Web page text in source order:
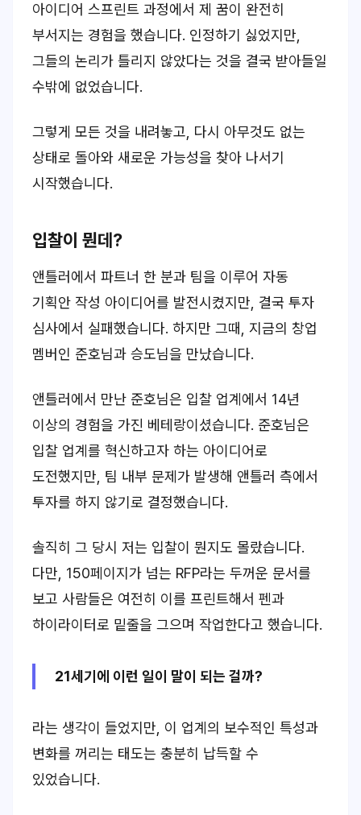
아이디어 스프린트 과정에서 제 꿈이 완전히
부서지는 경험을 했습니다. 인정하기 싫었지만,
그들의 논리가 틀리지 않았다는 것을 결국 받아들일
수밖에 없었습니다.
그렇게 모든 것을 내려놓고, 다시 아무것도 없는
상태로 돌아와 새로운 가능성을 찾아 나서기
시작했습니다.
입찰이 뭔데?
앤틀러에서 파트너 한 분과 팀을 이루어 자동
기획안 작성 아이디어를 발전시켰지만, 결국 투자
심사에서 실패했습니다. 하지만 그때, 지금의 창업
멤버인 준호님과 승도님을 만났습니다.
앤틀러에서 만난 준호님은 입찰 업계에서 14년
이상의 경험을 가진 베테랑이셨습니다. 준호님은
입찰 업계를 혁신하고자 하는 아이디어로
도전했지만, 팀 내부 문제가 발생해 앤틀러 측에서
투자를 하지 않기로 결정했습니다.
솔직히 그 당시 저는 입찰이 뭔지도 몰랐습니다.
다만, 150페이지가 넘는 RFP라는 두꺼운 문서를
보고 사람들은 여전히 이를 프린트해서 펜과
하이라이터로 밑줄을 그으며 작업한다고 했습니다.
21세기에 이런 일이 말이 되는 걸까?
라는 생각이 들었지만, 이 업계의 보수적인 특성과
변화를 꺼리는 태도는 충분히 납득할 수
있었습니다.